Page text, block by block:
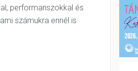
performanszokkal és
számukra ennél is